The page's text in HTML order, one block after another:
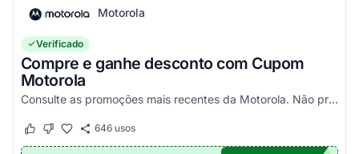
Motorola
Verificado
Compre e ganhe desconto com Cupom
Motorola
Consulte as promoções mais recentes da Motorola. Não precisa de cupom, descontos já aplicados no site.
Este cupom funcionou
Este cupom não funcionou
646usos